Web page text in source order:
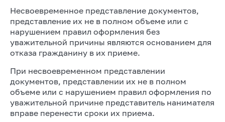
Несвоевременное представление документов,
представление их не в полном объеме или с
нарушением правил оформления без
уважительной причины являются основанием для
отказа гражданину в их приеме.
При несвоевременном представлении
документов, представлении их не в полном
объеме или с нарушением правил оформления по
уважительной причине представитель нанимателя
вправе перенести сроки их приема.